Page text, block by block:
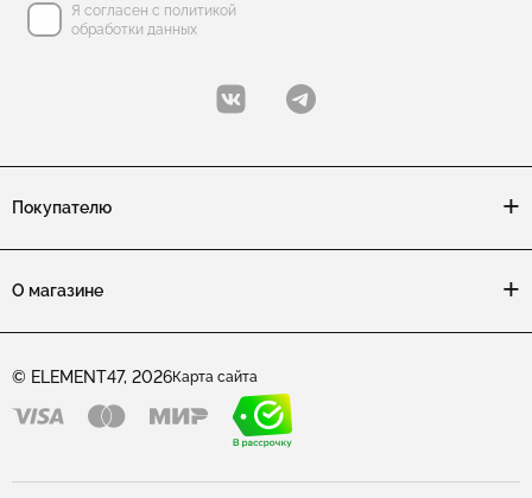
Я согласен с политикой
обработки данных
Покупателю
О магазине
© ELEMENT47, 2026Карта сайта